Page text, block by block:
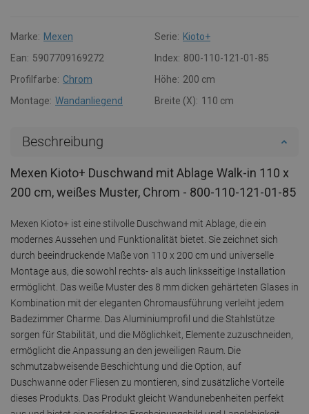
Marke: Mexen Serie: Kioto+
Ean: 5907709169272 Index: 800-110-121-01-85
Profilfarbe: Chrom Höhe: 200 cm
Montage: Wandanliegend Breite (X): 110 cm
Beschreibung
Mexen Kioto+ Duschwand mit Ablage Walk-in 110 x
200 cm, weißes Muster, Chrom - 800-110-121-01-85
Mexen Kioto+ ist eine stilvolle Duschwand mit Ablage, die ein
modernes Aussehen und Funktionalität bietet. Sie zeichnet sich
durch beeindruckende Maße von 110 x 200 cm und universelle
Montage aus, die sowohl rechts- als auch linksseitige Installation
ermöglicht. Das weiße Muster des 8 mm dicken gehärteten Glases in
Kombination mit der eleganten Chromausführung verleiht jedem
Badezimmer Charme. Das Aluminiumprofil und die Stahlstütze
sorgen für Stabilität, und die Möglichkeit, Elemente zuzuschneiden,
ermöglicht die Anpassung an den jeweiligen Raum. Die
schmutzabweisende Beschichtung und die Option, auf
Duschwanne oder Fliesen zu montieren, sind zusätzliche Vorteile
dieses Produkts. Das Produkt gleicht Wandunebenheiten perfekt